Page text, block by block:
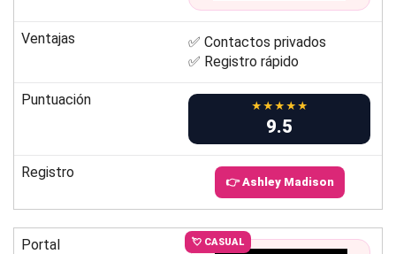
Ventajas
✅ Contactos privados
✅ Registro rápido
Puntuación ★★★★★
9.5
Registro
👉 Ashley Madison
Portal 💘 CASUAL